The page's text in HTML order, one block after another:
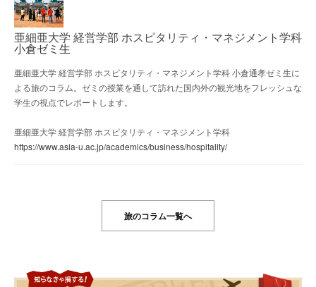
亜細亜大学 経営学部 ホスピタリティ・マネジメント学科
小倉ゼミ生
亜細亜大学 経営学部 ホスピタリティ・マネジメント学科 小倉通孝ゼミ生に
よる旅のコラム。ゼミの授業を通して訪れた国内外の観光地をフレッシュな
学生の視点でレポートします。
亜細亜大学 経営学部 ホスピタリティ・マネジメント学科
https://www.asia-u.ac.jp/academics/business/hospitality/
旅のコラム一覧へ